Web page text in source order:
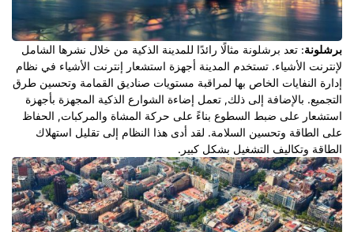
برشلونة: تعد برشلونة مثالًا رائدًا للمدينة الذكية من خلال نشرها الشامل
لإنترنت الأشياء. تستخدم المدينة أجهزة استشعار إنترنت الأشياء في نظام
إدارة النفايات الخاص بها لمراقبة مستويات صناديق القمامة وتحسين طرق
التجميع. بالإضافة إلى ذلك, تعمل إضاءة الشوارع الذكية المجهزة بأجهزة
استشعار على ضبط السطوع بناءً على حركة المشاة والمركبات, الحفاظ
على الطاقة وتحسين السلامة. لقد أدى هذا النظام إلى تقليل استهلاك
الطاقة وتكاليف التشغيل بشكل كبير.